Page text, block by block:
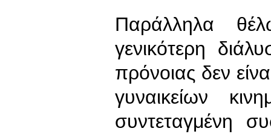
Παράλληλα
γενικότερη
πρόνοιας δεν
γυναικείων
συντεταγμένη